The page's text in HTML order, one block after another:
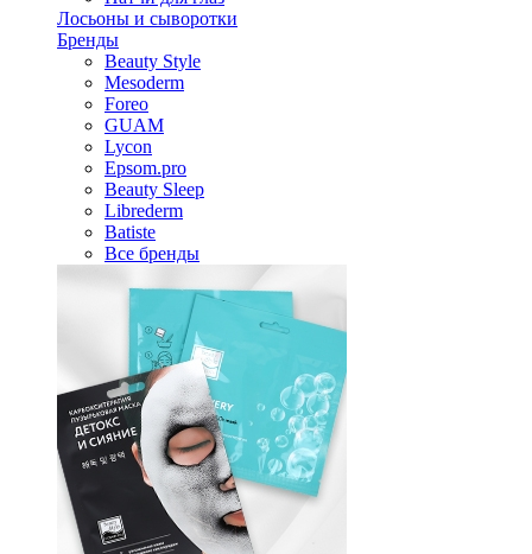
Лосьоны и сыворотки
Бренды
Beauty Style
Mesoderm
Foreo
GUAM
Lycon
Epsom.pro
Beauty Sleep
Librederm
Batiste
Все бренды